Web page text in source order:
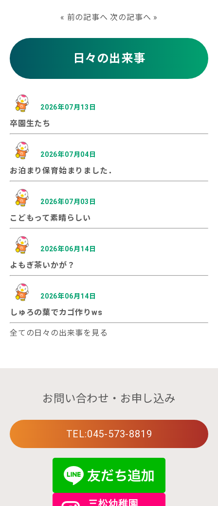
« 前の記事へ 次の記事へ »
日々の出来事
2026年07月13日
卒園生たち
2026年07月04日
お泊まり保育始まりました．
2026年07月03日
こどもって素晴らしい
2026年06月14日
よもぎ茶いかが？
2026年06月14日
しゅろの葉でカゴ作りws
全ての日々の出来事を見る
お問い合わせ・お申し込み
TEL:045-573-8819